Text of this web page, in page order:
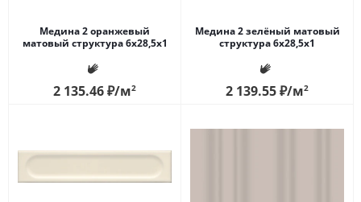
Медина 2 оранжевый
матовый структура 6x28,5x1
2 135.46₽/м2
Медина 2 зелёный матовый
структура 6x28,5x1
2 139.55₽/м2